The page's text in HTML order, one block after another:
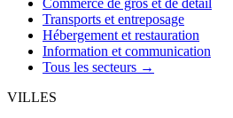
Transports et entreposage
Hébergement et restauration
Information et communication
Tous les secteurs →
VILLES